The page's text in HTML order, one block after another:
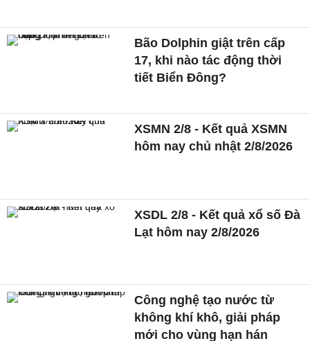
Bão Dolphin giật trên cấp
17, khi nào tác động thời
tiết Biển Đông?
XSMN 2/8 - Kết quả XSMN
hôm nay chủ nhật 2/8/2026
XSDL 2/8 - Kết quả xổ số Đà
Lạt hôm nay 2/8/2026
Công nghệ tạo nước từ
không khí khô, giải pháp
mới cho vùng hạn hán